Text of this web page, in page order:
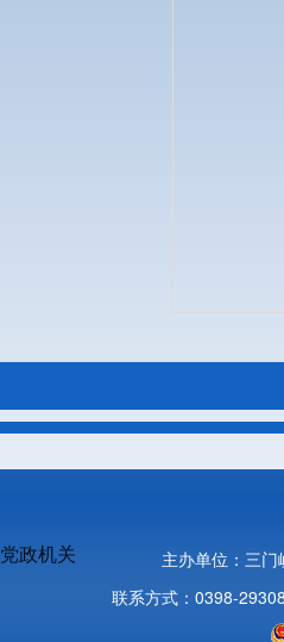
党政机关
主办单位：三
联系方式：0398-